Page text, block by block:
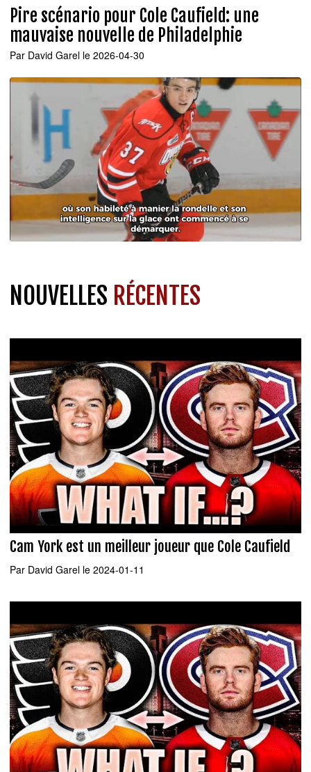
Pire scénario pour Cole Caufield: une
mauvaise nouvelle de Philadelphie
Par David Garel le 2026-04-30
NOUVELLES RÉCENTES
Cam York est un meilleur joueur que Cole Caufield
Par David Garel le 2024-01-11